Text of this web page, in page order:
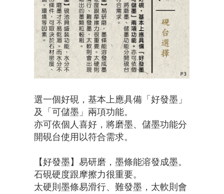
選一個好硯，基本上應具備「好發墨」
及「可儲墨」兩項功能。
亦可依個人喜好，將磨墨、儲墨功能分
開硯台使用以符合需求。
【好發墨】易研磨，墨條能溶發成墨。
石硯硬度跟摩擦力很重要。
太硬則墨條易滑行、難發墨，太軟則會